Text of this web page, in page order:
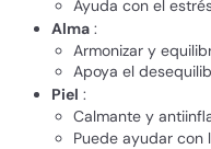
Ayuda con el
Alma :
Armonizar y
Apoya el
Piel :
Calmante y
Puede ayudar con